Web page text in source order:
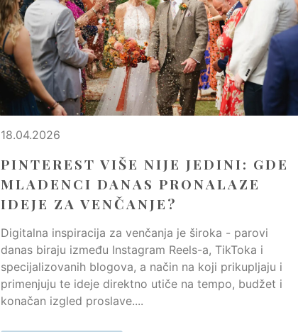
18.04.2026
PINTEREST VIŠE NIJE JEDINI: GDE
MLADENCI DANAS PRONALAZE
IDEJE ZA VENČANJE?
Digitalna inspiracija za venčanja je široka - parovi
danas biraju između Instagram Reels-a, TikToka i
specijalizovanih blogova, a način na koji prikupljaju i
primenjuju te ideje direktno utiče na tempo, budžet i
konačan izgled proslave....